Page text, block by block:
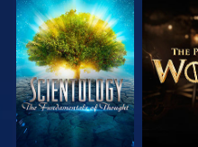
シリーズを探求 シリー